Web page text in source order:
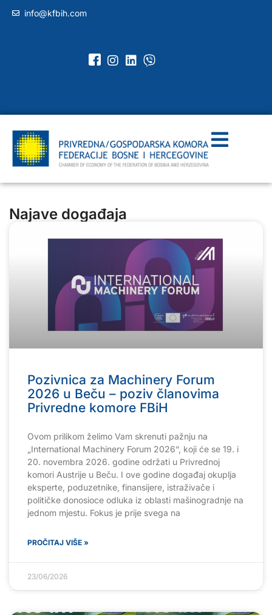
info@kfbih.com
Najave događaja
Pozivnica za Machinery Forum
2026 u Beču – poziv članovima
Privredne komore FBiH
Ovom prilikom želimo Vam skrenuti pažnju na
„International Machinery Forum 2026“, koji će se 19. i
20. novembra 2026. godine održati u Privrednoj
komori Austrije u Beču. I ove godine događaj okuplja
eksperte, poduzetnike, finansijere, istraživače i
političke donosioce odluka iz oblasti mašinogradnje na
jednom mjestu. Fokus je prije svega na
PROČITAJ VIŠE »
23/06/2026